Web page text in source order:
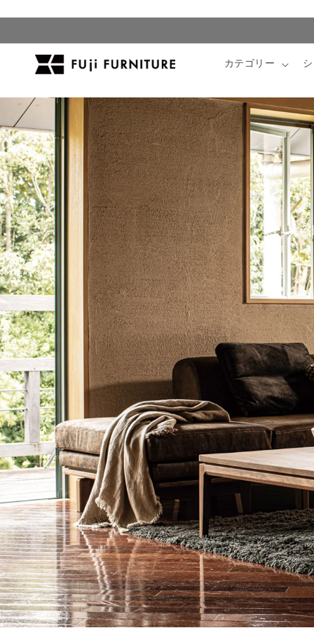
ンツに
カテゴリー